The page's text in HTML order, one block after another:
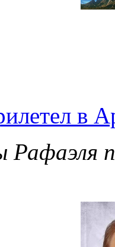
в
Рафаэля